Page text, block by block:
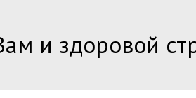
и здоровой